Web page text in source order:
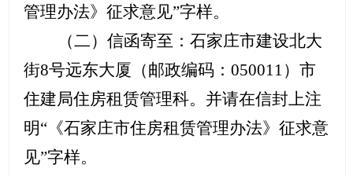
管理办法》征求意见”字样。
（二）信函寄至：石家庄市建设北大
街8号远东大厦（邮政编码：050011）市
住建局住房租赁管理科。并请在信封上注
明“《石家庄市住房租赁管理办法》征求意
见”字样。